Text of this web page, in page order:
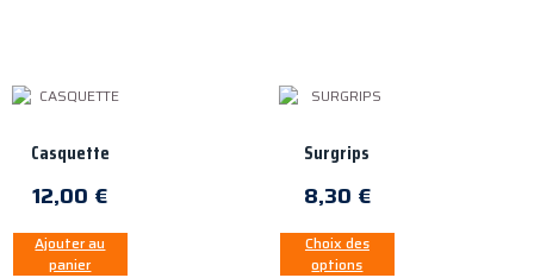
Casquette
12,00 €
Ajouter au
panier
Surgrips
8,30 €
Choix des
options